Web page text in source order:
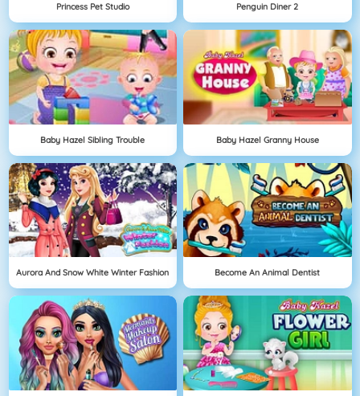
Princess Pet Studio Penguin Diner 2
Baby Hazel Sibling Trouble Baby Hazel Granny House
Aurora And Snow White Winter Fashion Become An Animal Dentist